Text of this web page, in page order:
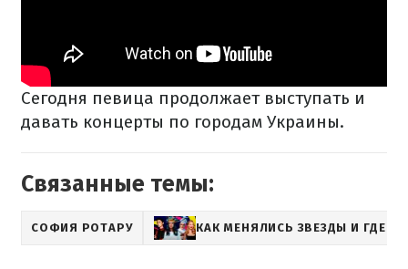
Сегодня певица продолжает выступать и
давать концерты по городам Украины.
Связанные темы:
СОФИЯ РОТАРУ КАК МЕНЯЛИСЬ ЗВЕЗДЫ И ГДЕ